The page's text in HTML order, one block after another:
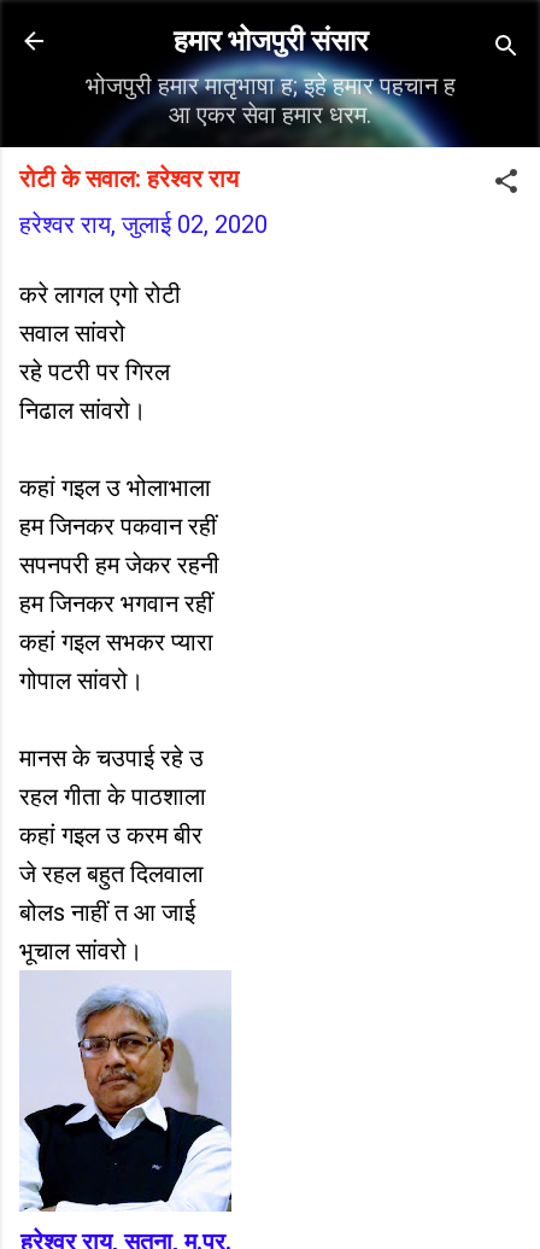
सीधे मुख्य सामग्री पर जाएं
हमार भोजपुरी संसार
भोजपुरी हमार मातृभाषा ह; इहे हमार पहचान ह
आ एकर सेवा हमार धरम.
रोटी के सवाल: हरेश्वर राय
हरेश्वर राय,जुलाई 02, 2020
करे लागल एगो रोटी
सवाल सांवरो
रहे पटरी पर गिरल
निढाल सांवरो।
कहां गइल उ भोलाभाला
हम जिनकर पकवान रहीं
सपनपरी हम जेकर रहनी
हम जिनकर भगवान रहीं
कहां गइल सभकर प्यारा
गोपाल सांवरो।
मानस के चउपाई रहे उ
रहल गीता के पाठशाला
कहां गइल उ करम बीर
जे रहल बहुत दिलवाला
बोलs नाहीं त आ जाई
भूचाल सांवरो।
हरेश्वर राय, सतना, म.प्र.